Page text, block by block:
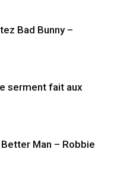
Bad Bunny –
serment fait aux
Man – Robbie